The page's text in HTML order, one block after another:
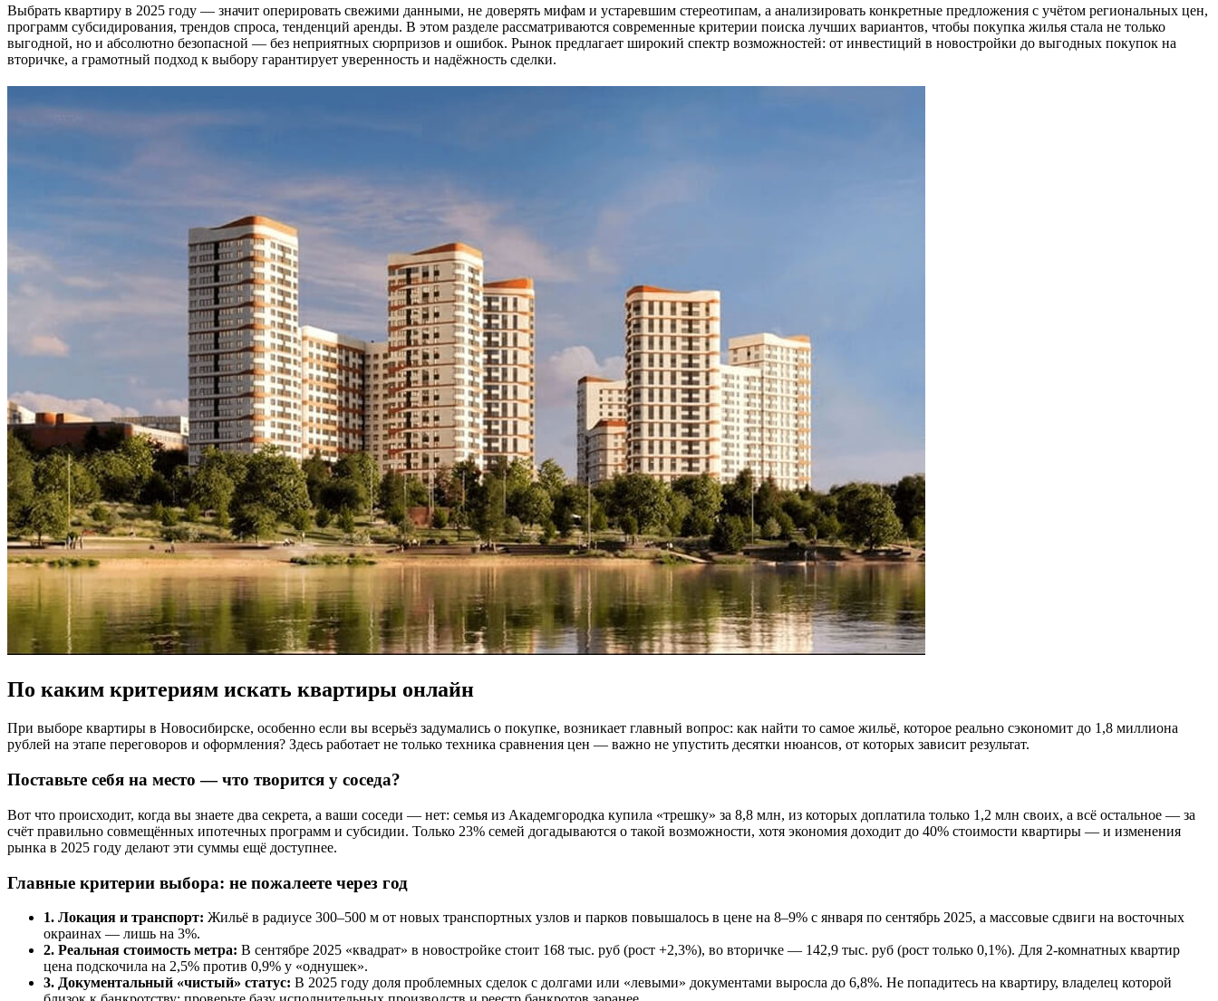
Выбрать квартиру в 2025 году — значит оперировать свежими данными, не доверять мифам и устаревшим стереотипам, а анализировать конкретные предложения с учётом региональных цен,
программ субсидирования, трендов спроса, тенденций аренды. В этом разделе рассматриваются современные критерии поиска лучших вариантов, чтобы покупка жилья стала не только
выгодной, но и абсолютно безопасной — без неприятных сюрпризов и ошибок. Рынок предлагает широкий спектр возможностей: от инвестиций в новостройки до выгодных покупок на
вторичке, а грамотный подход к выбору гарантирует уверенность и надёжность сделки.
По каким критериям искать квартиры онлайн
При выборе квартиры в Новосибирске, особенно если вы всерьёз задумались о покупке, возникает главный вопрос: как найти то самое жильё, которое реально сэкономит до 1,8 миллиона
рублей на этапе переговоров и оформления? Здесь работает не только техника сравнения цен — важно не упустить десятки нюансов, от которых зависит результат.
Поставьте себя на место — что творится у соседа?
Вот что происходит, когда вы знаете два секрета, а ваши соседи — нет: семья из Академгородка купила «трешку» за 8,8 млн, из которых доплатила только 1,2 млн своих, а всё остальное — за
счёт правильно совмещённых ипотечных программ и субсидии. Только 23% семей догадываются о такой возможности, хотя экономия доходит до 40% стоимости квартиры — и изменения
рынка в 2025 году делают эти суммы ещё доступнее.
Главные критерии выбора: не пожалеете через год
1. Локация и транспорт: Жильё в радиусе 300–500 м от новых транспортных узлов и парков повышалось в цене на 8–9% с января по сентябрь 2025, а массовые сдвиги на восточных
окраинах — лишь на 3%.
2. Реальная стоимость метра: В сентябре 2025 «квадрат» в новостройке стоит 168 тыс. руб (рост +2,3%), во вторичке — 142,9 тыс. руб (рост только 0,1%). Для 2-комнатных квартир
цена подскочила на 2,5% против 0,9% у «однушек».
3. Документальный «чистый» статус: В 2025 году доля проблемных сделок с долгами или «левыми» документами выросла до 6,8%. Не попадитесь на квартиру, владелец которой